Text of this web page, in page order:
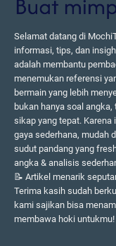
Selamat datang di
informasi, tips, dan
adalah membantu
menemukan referensi
bermain yang lebih
bukan hanya soal
sikap yang tepat.
gaya sederhana, mudah
sudut pandang yang
angka & analisis
📝 Artikel menarik
Terima kasih sudah
kami sajikan bisa
membawa hoki